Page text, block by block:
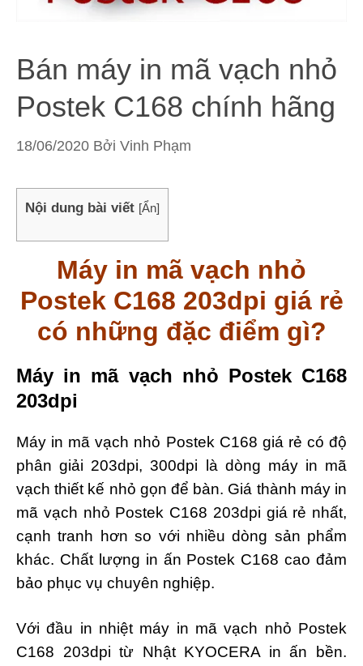
Bán máy in mã vạch nhỏ
Postek C168 chính hãng
18/06/2020 Bởi Vinh Phạm
Nội dung bài viết [Ẩn]
Máy in mã vạch nhỏ
Postek C168 203dpi giá rẻ
có những đặc điểm gì?
Máy in mã vạch nhỏ Postek C168
203dpi
Máy in mã vạch nhỏ Postek C168 giá rẻ có độ
phân giải 203dpi, 300dpi là dòng máy in mã
vạch thiết kế nhỏ gọn để bàn. Giá thành máy in
mã vạch nhỏ Postek C168 203dpi giá rẻ nhất,
cạnh tranh hơn so với nhiều dòng sản phẩm
khác. Chất lượng in ấn Postek C168 cao đảm
bảo phục vụ chuyên nghiệp.
Với đầu in nhiệt máy in mã vạch nhỏ Postek
C168 203dpi từ Nhật KYOCERA in ấn bền.